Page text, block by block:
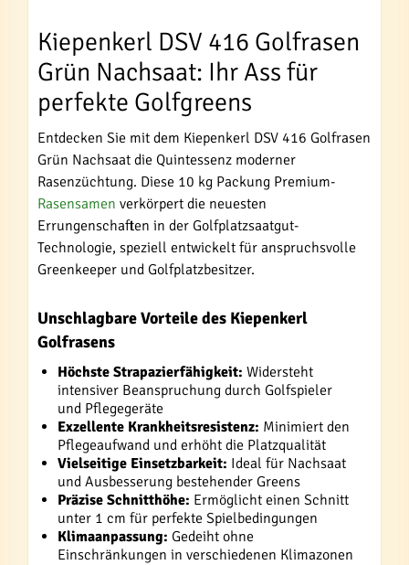
Kiepenkerl DSV 416 Golfrasen
Grün Nachsaat: Ihr Ass für
perfekte Golfgreens
Entdecken Sie mit dem Kiepenkerl DSV 416 Golfrasen
Grün Nachsaat die Quintessenz moderner
Rasenzüchtung. Diese 10 kg Packung Premium-
Rasensamen verkörpert die neuesten
Errungenschaften in der Golfplatzsaatgut-
Technologie, speziell entwickelt für anspruchsvolle
Greenkeeper und Golfplatzbesitzer.
Unschlagbare Vorteile des Kiepenkerl
Golfrasens
Höchste Strapazierfähigkeit: Widersteht
intensiver Beanspruchung durch Golfspieler
und Pflegegeräte
Exzellente Krankheitsresistenz: Minimiert den
Pflegeaufwand und erhöht die Platzqualität
Vielseitige Einsetzbarkeit: Ideal für Nachsaat
und Ausbesserung bestehender Greens
Präzise Schnitthöhe: Ermöglicht einen Schnitt
unter 1 cm für perfekte Spielbedingungen
Klimaanpassung: Gedeiht ohne
Einschränkungen in verschiedenen Klimazonen